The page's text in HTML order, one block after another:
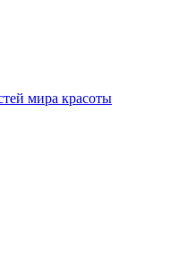
мира красоты